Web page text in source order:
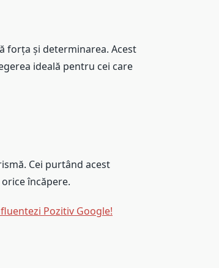
forța și determinarea. Acest
ideală pentru cei care
Cei purtând acest
încăpere.
Pozitiv Google!